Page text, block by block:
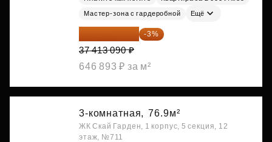
Мастер-зона с гардеробной Ещё
36 290 697 ₽ -3%
37 413 090 ₽
646 893 ₽ за м²
3-комнатная, 76.9м²
ЖК Скай Гарден, 1 корпус, 5 секция, 12
этаж, №711